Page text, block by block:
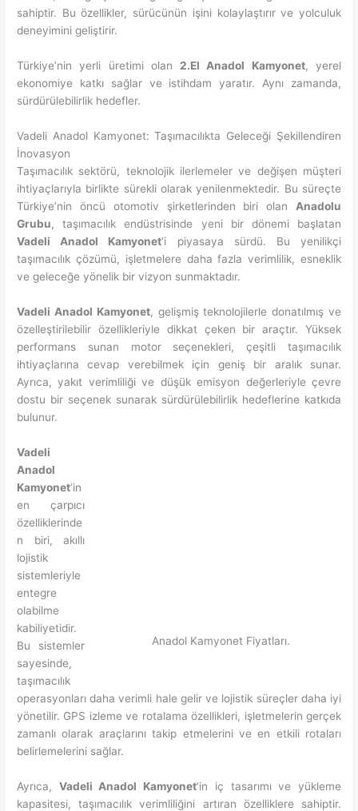
sahiptir. Bu özellikler, sürücünün işini kolaylaştırır ve yolculuk
deneyimini geliştirir.
Türkiye’nin yerli üretimi olan 2.El Anadol Kamyonet, yerel
ekonomiye katkı sağlar ve istihdam yaratır. Aynı zamanda,
sürdürülebilirlik hedefler.
Vadeli Anadol Kamyonet: Taşımacılıkta Geleceği Şekillendiren
İnovasyon
Taşımacılık sektörü, teknolojik ilerlemeler ve değişen müşteri
ihtiyaçlarıyla birlikte sürekli olarak yenilenmektedir. Bu süreçte
Türkiye’nin öncü otomotiv şirketlerinden biri olan Anadolu
Grubu, taşımacılık endüstrisinde yeni bir dönemi başlatan
Vadeli Anadol Kamyonet‘i piyasaya sürdü. Bu yenilikçi
taşımacılık çözümü, işletmelere daha fazla verimlilik, esneklik
ve geleceğe yönelik bir vizyon sunmaktadır.
Vadeli Anadol Kamyonet, gelişmiş teknolojilerle donatılmış ve
özelleştirilebilir özellikleriyle dikkat çeken bir araçtır. Yüksek
performans sunan motor seçenekleri, çeşitli taşımacılık
ihtiyaçlarına cevap verebilmek için geniş bir aralık sunar.
Ayrıca, yakıt verimliliği ve düşük emisyon değerleriyle çevre
dostu bir seçenek sunarak sürdürülebilirlik hedeflerine katkıda
bulunur.
Anadol Kamyonet Fiyatları.
Vadeli
Anadol
Kamyonet‘in
en çarpıcı
özelliklerinde
n biri, akıllı
lojistik
sistemleriyle
entegre
olabilme
kabiliyetidir.
Bu sistemler
sayesinde,
taşımacılık
operasyonları daha verimli hale gelir ve lojistik süreçler daha iyi
yönetilir. GPS izleme ve rotalama özellikleri, işletmelerin gerçek
zamanlı olarak araçlarını takip etmelerini ve en etkili rotaları
belirlemelerini sağlar.
Ayrıca, Vadeli Anadol Kamyonet‘in iç tasarımı ve yükleme
kapasitesi, taşımacılık verimliliğini artıran özelliklere sahiptir.